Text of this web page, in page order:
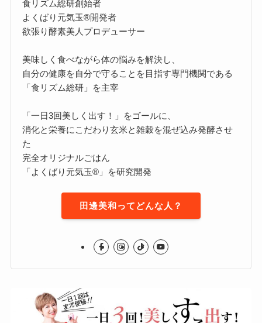
食リズム総研創始者
よくばり元気玉®開発者
欲張り酵素美人プロデューサー
美味しく食べながら体の悩みを解決し、
自分の健康を自分で守ることを目指す専門機関である
「食リズム総研」を主宰
「一日3回美しく出す！」をゴールに、
消化と栄養にこだわり玄米と雑穀を混ぜ込み発酵させ
た
完全オリジナルごはん
「よくばり元気玉®」を研究開発
田邊美和ってどんな人？